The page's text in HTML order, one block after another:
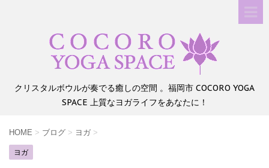
クリスタルボウルが奏でる癒しの空間 。福岡市 COCORO YOGA
SPACE 上質なヨガライフをあなたに！
HOME > ブログ > ヨガ >
ヨガ